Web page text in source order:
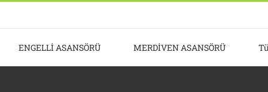
ENGELLİ ASANSÖRÜ MERDİVEN ASANSÖRÜ